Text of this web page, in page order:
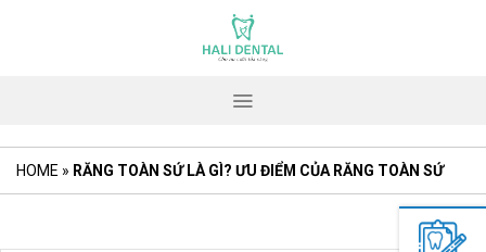
HOME » RĂNG TOÀN SỨ LÀ GÌ? ƯU ĐIỂM CỦA RĂNG TOÀN SỨ